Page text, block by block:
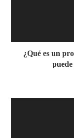
¿Qué es un